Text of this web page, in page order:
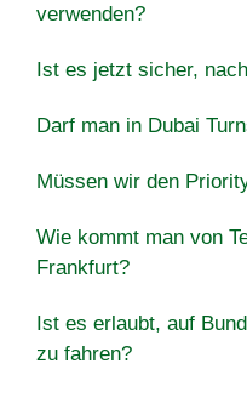
verwenden?
Ist es jetzt sicher,
Darf man in Dubai
Müssen wir den
Wie kommt man von
Frankfurt?
Ist es erlaubt, auf
zu fahren?